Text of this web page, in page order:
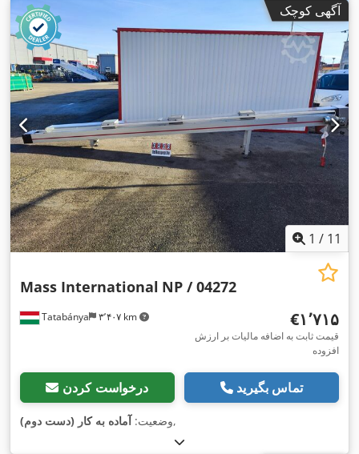
آگهی کوچک
1 / 11
Tatabánya ۳٬۴۰۷ km
Mass International NP / 04272
‎€۱٬۷۱۵
قیمت ثابت به اضافه مالیات بر ارزش
افزوده
درخواست کردن تماس بگیرید
وضعیت:آماده به کار (دست دوم) ,